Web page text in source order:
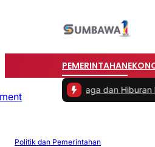
PEMERINTAHAN
Olahraga dan Hiburan bagi Rakyat |
Politik dan Pemerintahan